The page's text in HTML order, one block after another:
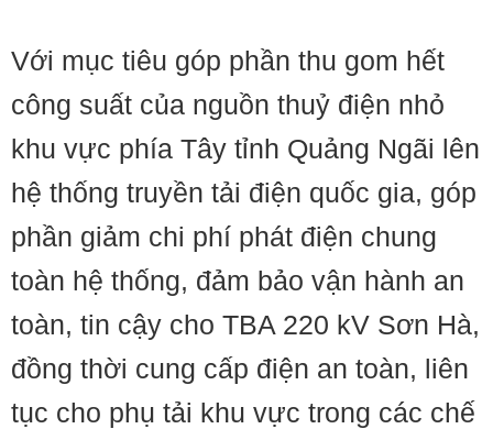
Với mục tiêu góp phần thu gom hết
công suất của nguồn thuỷ điện nhỏ
khu vực phía Tây tỉnh Quảng Ngãi lên
hệ thống truyền tải điện quốc gia, góp
phần giảm chi phí phát điện chung
toàn hệ thống, đảm bảo vận hành an
toàn, tin cậy cho TBA 220 kV Sơn Hà,
đồng thời cung cấp điện an toàn, liên
tục cho phụ tải khu vực trong các chế